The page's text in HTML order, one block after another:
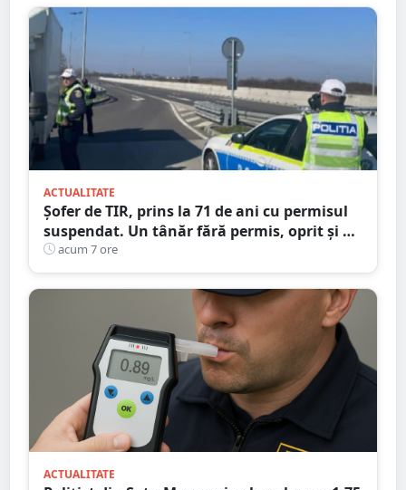
ACTUALITATE
Șofer de TIR, prins la 71 de ani cu permisul
suspendat. Un tânăr fără permis, oprit și el
la Petea
acum 7 ore
ACTUALITATE